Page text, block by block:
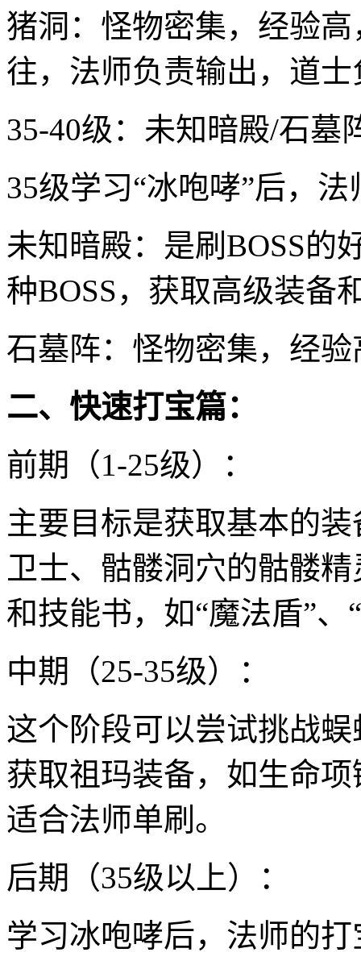
猪洞：怪物密集，经验
往，法师负责输出，道
35-40级：未知暗殿/石墓
35级学习“冰咆哮”后，
未知暗殿：是刷BOSS的
种BOSS，获取高级装备
石墓阵：怪物密集，经
二、快速打宝篇：
前期（1-25级）：
主要目标是获取基本的
卫士、骷髅洞穴的骷髅
和技能书，如“魔法盾”、
中期（25-35级）：
这个阶段可以尝试挑战
获取祖玛装备，如生命
适合法师单刷。
后期（35级以上）：
学习冰咆哮后，法师的